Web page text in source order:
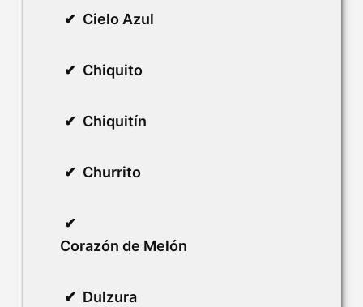
Cielo Azul
Chiquito
Chiquitín
Churrito
Corazón de Melón
Dulzura